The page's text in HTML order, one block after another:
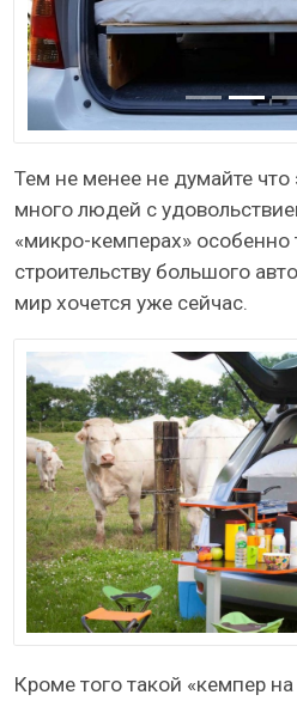
Тем не менее не думайте что
много людей с
«микро-кемперах» особенно
строительству большого
мир хочется уже сейчас.
Кроме того такой «кемпер